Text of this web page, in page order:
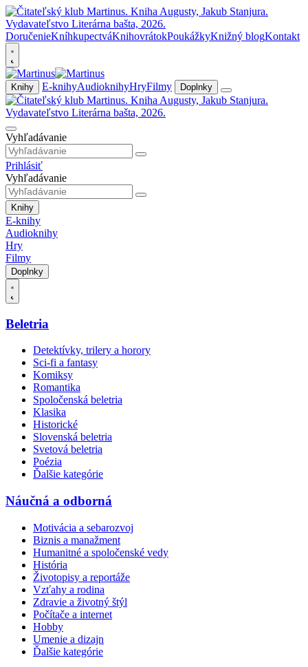
DoručenieKníhkupectváKnihovrátokPoukážkyKnižný blogKontakt
Knihy E-knihyAudioknihyHryFilmy Doplnky
Vyhľadávanie
Prihlásiť
Vyhľadávanie
Knihy
E-knihy
Audioknihy
Hry
Filmy
Doplnky
Beletria
Detektívky, trilery a horory
Sci-fi a fantasy
Komiksy
Romantika
Spoločenská beletria
Klasika
Historické
Slovenská beletria
Svetová beletria
Poézia
Ďalšie kategórie
Náučná a odborná
Motivácia a sebarozvoj
Biznis a manažment
Humanitné a spoločenské vedy
História
Životopisy a reportáže
Vzťahy a rodina
Zdravie a životný štýl
Počítače a internet
Hobby
Umenie a dizajn
Ďalšie kategórie